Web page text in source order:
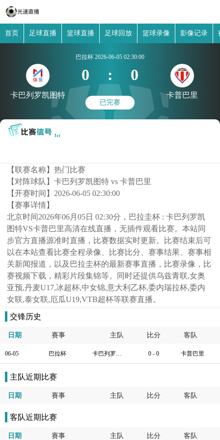
首页 足球直播 篮球直播 足球回放 篮球录像 影像记录
卡巴列罗凯图特
巴拉杯 2026-06-05 02:30:00
0 : 0
已完赛
卡普巴里
【联赛名称】热门比赛
【对阵球队】卡巴列罗凯图特 vs 卡普巴里
【开赛时间】 2026-06-05 02:30:00
【赛事详情】
北京时间2026年06月05日 02:30分，巴拉圭杯 : 卡巴列罗凯
图特VS卡普巴里高清在线直播，无插件观看比赛。本站同
步官方直播源准时直播，比赛数据实时更新。比赛结束后可
以在本站查看比赛全程录像、比赛比分、赛事结果、赛事相
关新闻报道，以及巴拉圭杯的最新赛事直播，比赛录像，比
赛视频下载，精彩片段集锦等。同时还提供乌兹青联,女奥
亚预,丹麦U17,冰超杯,中女锦,意大利乙杯,委内瑞拉杯,委内
女联,泰女联,厄瓜U19,VTB超杯等联赛直播。
交锋历史
日期 賽事 主队 比分 客队
06-05 巴拉杯 卡巴列罗凯图特 0 - 0 卡普巴里
主队近期比赛
日期 賽事 主队 比分 客队
客队近期比赛
日期 賽事 主队 比分 客队